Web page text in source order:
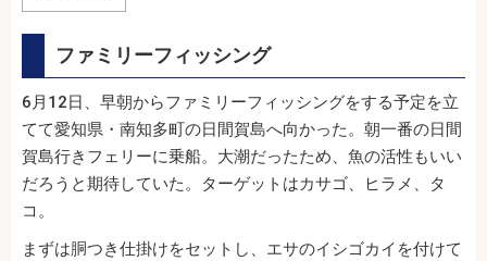
ファミリーフィッシング
6月12日、早朝からファミリーフィッシングをする予定を立
てて愛知県・南知多町の日間賀島へ向かった。朝一番の日間
賀島行きフェリーに乗船。大潮だったため、魚の活性もいい
だろうと期待していた。ターゲットはカサゴ、ヒラメ、タ
コ。
まずは胴つき仕掛けをセットし、エサのイシゴカイを付けて